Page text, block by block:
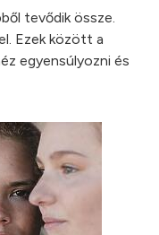
tevődik össze.
Ezek között a
egyensúlyozni és